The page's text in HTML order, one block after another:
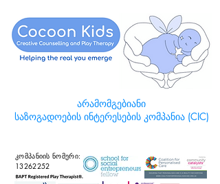
არამომგებიანი
საზოგადოების ინტერესების კომპანია (CIC)
კომპანიის ნომერი:
13262252